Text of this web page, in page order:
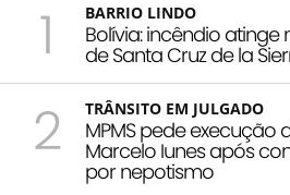
1 BARRIO LINDO
Bolívia: incêndio
de Santa Cruz de la
2 TRÂNSITO EM JULGADO
MPMS pede execução
Marcelo Iunes após
por nepotismo